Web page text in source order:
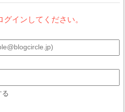
インしてください。